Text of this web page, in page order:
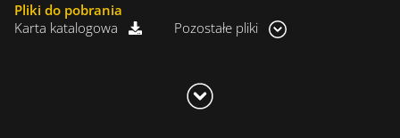
Pliki do pobrania
Karta katalogowa
Pozostałe pliki